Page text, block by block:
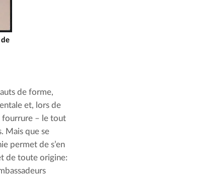
de forme,
et, lors de
fourrure – le tout
Mais que se
permet de s’en
de toute origine: